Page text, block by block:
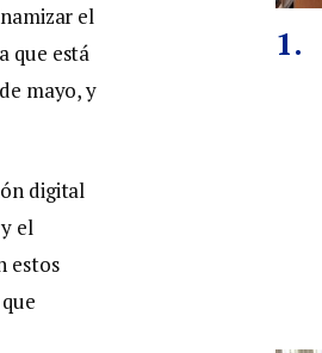
el
que está
mayo, y
digital
el
estos